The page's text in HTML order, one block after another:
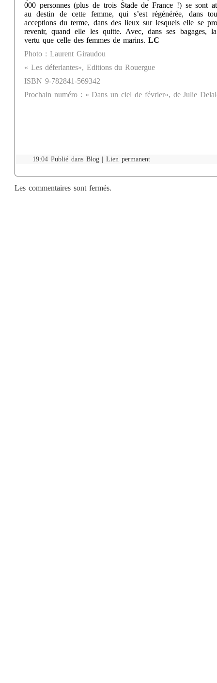
000 personnes (plus de trois Stade de France !) se sont
au destin de cette femme, qui s’est régénérée, dans
acceptions du terme, dans des lieux sur lesquels elle se
revenir, quand elle les quitte. Avec, dans ses bagages,
vertu que celle des femmes de marins. LC
Photo : Laurent Giraudou
« Les déferlantes», Editions du Rouergue
ISBN 9-782841-569342
Prochain numéro : « Dans un ciel de février», de Julie
19:04 Publié dans Blog|Lien permanent
Les commentaires sont fermés.